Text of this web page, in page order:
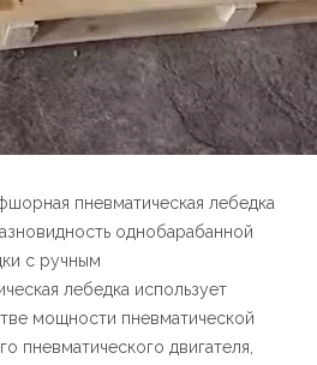
пневматическая лебедка
однобарабанной
с ручным
лебедка использует
мощности пневматической
пневматического двигателя,